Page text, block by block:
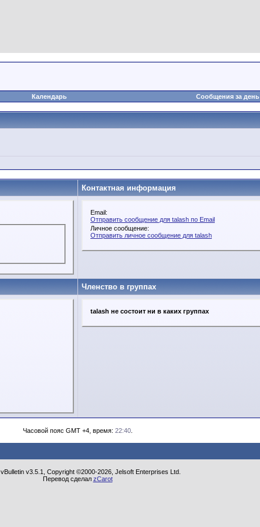
Календарь Сообщения за день
Контактная информация
Email:
Отправить сообщение для talash по Email
Личное сообщение:
Отправить личное сообщение для talash
Членство в группах
talash не состоит ни в каких группах
Часовой пояс GMT +4, время: 22:40.
vBulletin v3.5.1, Copyright ©2000-2026, Jelsoft Enterprises Ltd.
Перевод сделал zCarot